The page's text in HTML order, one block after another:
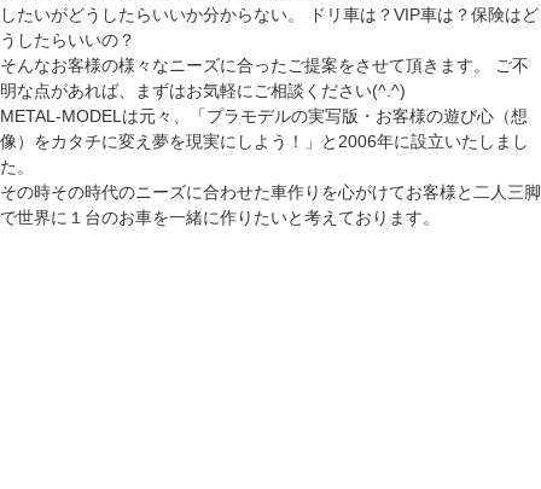
したいがどうしたらいいか分からない。 ドリ車は？VIP車は？保険はど
うしたらいいの？
そんなお客様の様々なニーズに合ったご提案をさせて頂きます。 ご不
明な点があれば、まずはお気軽にご相談ください(^.^)
METAL-MODELは元々、「プラモデルの実写版・お客様の遊び心（想
像）をカタチに変え夢を現実にしよう！」と2006年に設立いたしまし
た。
その時その時代のニーズに合わせた車作りを心がけてお客様と二人三脚
で世界に１台のお車を一緒に作りたいと考えております。